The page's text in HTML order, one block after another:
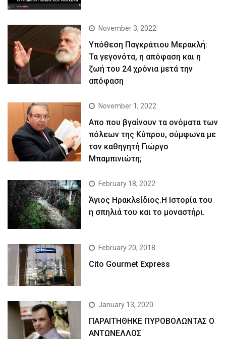
November 3, 2022
Yπόθεση Παγκράτιου Μερακλή:
Τα γεγονότα, η απόφαση και η
ζωή του 24 χρόνια μετά την
απόφαση
November 1, 2022
Απο που βγαίνουν τα ονόματα των
πόλεων της Κύπρου, σύμφωνα με
τον καθηγητή Γιώργο
Μπαμπινιώτη;
February 18, 2022
Άγιος Ηρακλείδιος.Η Ιστορία του
η σπηλιά του και το μοναστήρι.
February 20, 2018
Cito Gourmet Express
January 13, 2020
ΠΑΡΑΙΤΗΘΗΚΕ ΠΥΡΟΒΟΛΩΝΤΑΣ Ο
ΑΝΤΩΝΕΛΛΟΣ